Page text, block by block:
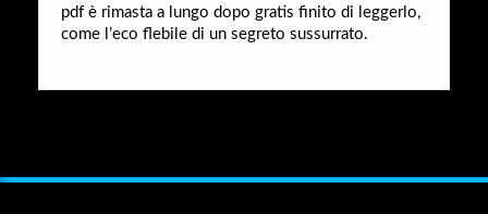
pdf è rimasta a lungo dopo gratis finito di leggerlo,
come l’eco flebile di un segreto sussurrato.